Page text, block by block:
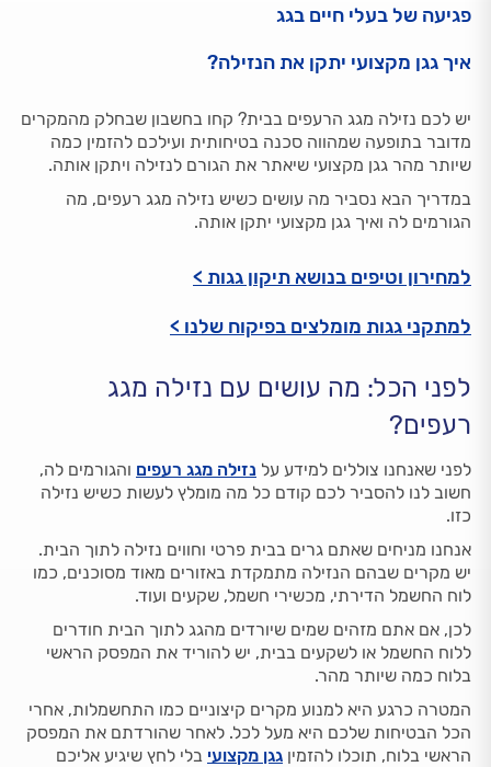
פגיעה של בעלי חיים בגג
איך גגן מקצועי יתקן את הנזילה?
יש לכם נזילה מגג הרעפים בבית? קחו בחשבון שבחלק מהמקרים
מדובר בתופעה שמהווה סכנה בטיחותית ועילכם להזמין כמה
שיותר מהר גגן מקצועי שיאתר את הגורם לנזילה ויתקן אותה.
במדריך הבא נסביר מה עושים כשיש נזילה מגג רעפים, מה
הגורמים לה ואיך גגן מקצועי יתקן אותה.
למחירון וטיפים בנושא תיקון גגות >
למתקני גגות מומלצים בפיקוח שלנו >
לפני הכל: מה עושים עם נזילה מגג
רעפים?
לפני שאנחנו צוללים למידע על נזילה מגג רעפים והגורמים לה,
חשוב לנו להסביר לכם קודם כל מה מומלץ לעשות כשיש נזילה
כזו.
אנחנו מניחים שאתם גרים בבית פרטי וחווים נזילה לתוך הבית.
יש מקרים שבהם הנזילה מתמקדת באזורים מאוד מסוכנים, כמו
לוח החשמל הדירתי, מכשירי חשמל, שקעים ועוד.
לכן, אם אתם מזהים שמים שיורדים מהגג לתוך הבית חודרים
ללוח החשמל או לשקעים בבית, יש להוריד את המפסק הראשי
בלוח כמה שיותר מהר.
המטרה כרגע היא למנוע מקרים קיצוניים כמו התחשמלות, אחרי
הכל הבטיחות שלכם היא מעל לכל. לאחר שהורדתם את המפסק
הראשי בלוח, תוכלו להזמין גגן מקצועי בלי לחץ שיגיע אליכם